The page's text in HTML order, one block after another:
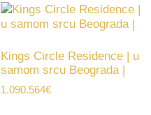
Kings Circle Residence | u
samom srcu Beograda |
1.090.564€